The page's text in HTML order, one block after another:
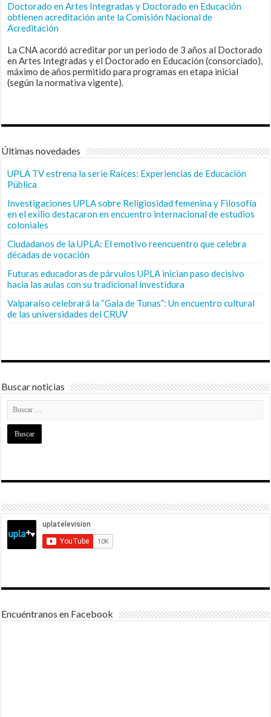
Doctorado en Artes Integradas y Doctorado en Educación
obtienen acreditación ante la Comisión Nacional de
Acreditación
La CNA acordó acreditar por un periodo de 3 años al Doctorado
en Artes Integradas y el Doctorado en Educación (consorciado),
máximo de años permitido para programas en etapa inicial
(según la normativa vigente).
Últimas novedades
UPLA TV estrena la serie Raíces: Experiencias de Educación
Pública
Investigaciones UPLA sobre Religiosidad femenina y Filosofía
en el exilio destacaron en encuentro internacional de estudios
coloniales
Ciudadanos de la UPLA: El emotivo reencuentro que celebra
décadas de vocación
Futuras educadoras de párvulos UPLA inician paso decisivo
hacia las aulas con su tradicional investidura
Valparaíso celebrará la “Gala de Tunas”: Un encuentro cultural
de las universidades del CRUV
Buscar noticias
Encuéntranos en Facebook